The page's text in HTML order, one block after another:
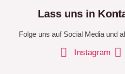
Lass uns in
Folge uns auf Social Media und
Instagram